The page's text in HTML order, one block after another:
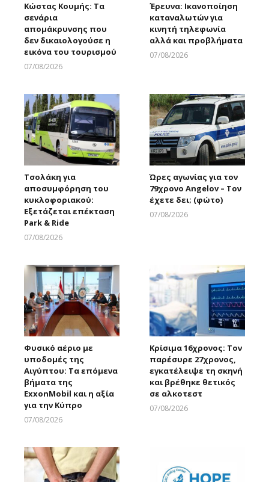
Κώστας Κουμής: Τα
σενάρια
απομάκρυνσης που
δεν δικαιολογούσε η
εικόνα του τουρισμού
07/08/2026
Έρευνα: Ικανοποίηση
καταναλωτών για
κινητή τηλεφωνία
αλλά και προβλήματα
07/08/2026
Τσολάκη για
αποσυμφόρηση του
κυκλοφοριακού:
Εξετάζεται επέκταση
Park & Ride
07/08/2026
Ώρες αγωνίας για τον
79χρονο Angelov – Τον
έχετε δει; (φώτο)
07/08/2026
Φυσικό αέριο με
υποδομές της
Αιγύπτου: Τα επόμενα
βήματα της
ExxonMobil και η αξία
για την Κύπρο
07/08/2026
Κρίσιμα 16χρονος: Τον
παρέσυρε 27χρονος,
εγκατέλειψε τη σκηνή
και βρέθηκε θετικός
σε αλκοτεστ
07/08/2026